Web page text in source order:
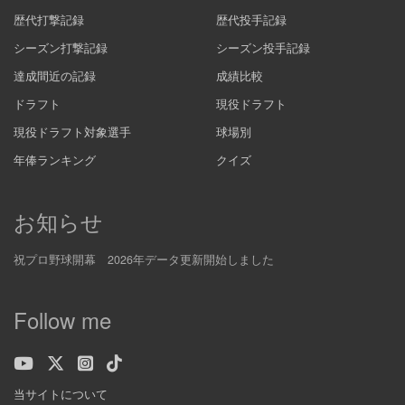
歴代打撃記録
歴代投手記録
シーズン打撃記録
シーズン投手記録
達成間近の記録
成績比較
ドラフト
現役ドラフト
現役ドラフト対象選手
球場別
年俸ランキング
クイズ
お知らせ
祝プロ野球開幕 2026年データ更新開始しました
Follow me
当サイトについて